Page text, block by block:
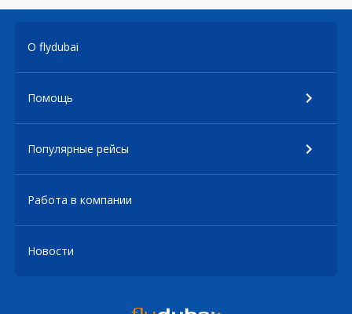
О flydubai
Помощь
Популярные рейсы
Работа в компании
Новости